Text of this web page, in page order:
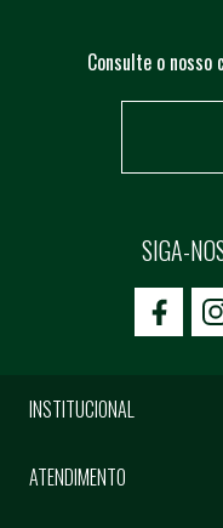
Consulte o
SIGA-
icon-
INSTITUCIONAL
ATENDIMENTO